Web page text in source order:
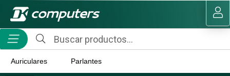
MI COMPRA
Auriculares Parlantes